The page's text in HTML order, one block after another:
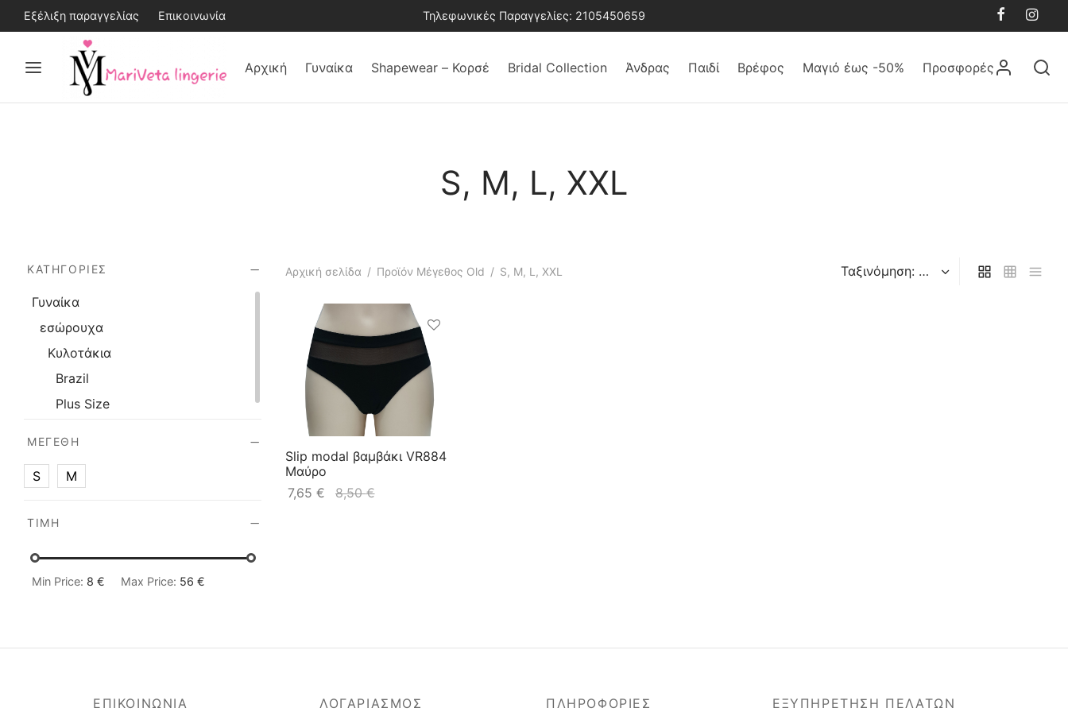
Εξέλιξη παραγγελίας Επικοινωνία Τηλεφωνικές Παραγγελίες: 2105450659
Αρχική Γυναίκα Shapewear – Κορσέ Bridal Collection Άνδρας Παιδί Βρέφος Μαγιό έως -50% Προσφορές
S, M, L, XXL
ΚΑΤΗΓΟΡΊΕΣ
Γυναίκα
εσώρουχα
Κυλοτάκια
Brazil
Plus Size
ΜΕΓΈΘΗ
S M
ΤΙΜΉ
Min Price: 8 € Max Price: 56 €
Αρχική σελίδα / Προϊόν Μέγεθος Old / S, M, L, XXL
Slip modal βαμβάκι VR884
Μαύρο
7,65 € 8,50€
ΕΠΙΚΟΙΝΩΝΙΑ ΛΟΓΑΡΙΑΣΜΟΣ ΠΛΗΡΟΦΟΡΙΕΣ ΕΞΥΠΗΡΕΤΗΣΗ ΠΕΛΑΤΩΝ